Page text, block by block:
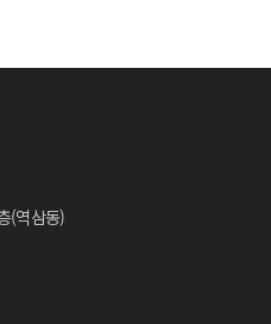
(역삼동)